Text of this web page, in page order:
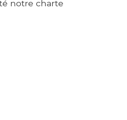
notre charte